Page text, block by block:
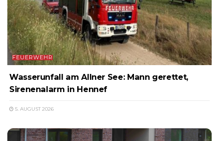
FEUERWEHR
Wasserunfall am Allner See: Mann gerettet,
Sirenenalarm in Hennef
5. AUGUST 2026